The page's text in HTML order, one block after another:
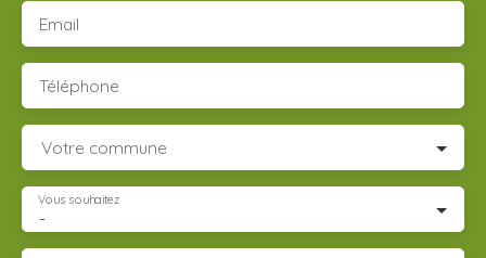
Email
Téléphone
Votre commune
-
Vous souhaitez